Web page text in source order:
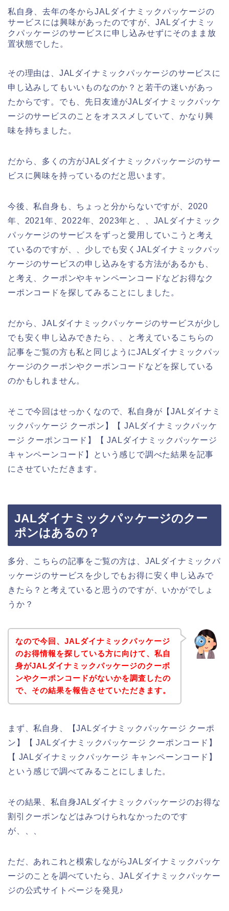
私自身、去年の冬からJALダイナミックパッケージの
サービスには興味があったのですが、JALダイナミッ
クパッケージのサービスに申し込みせずにそのまま放
置状態でした。
その理由は、JALダイナミックパッケージのサービスに
申し込みしてもいいものなのか？と若干の迷いがあっ
たからです。でも、先日友達がJALダイナミックパッケ
ージのサービスのことをオススメしていて、かなり興
味を持ちました。
だから、多くの方がJALダイナミックパッケージのサー
ビスに興味を持っているのだと思います。
今後、私自身も、ちょっと分からないですが、2020
年、2021年、2022年、2023年と、、JALダイナミック
パッケージのサービスをずっと愛用していこうと考え
ているのですが、、少しでも安くJALダイナミックパッ
ケージのサービスの申し込みをする方法があるかも、
と考え、クーポンやキャンペーンコードなどお得なク
ーポンコードを探してみることにしました。
だから、JALダイナミックパッケージのサービスが少し
でも安く申し込みできたら、、と考えているこちらの
記事をご覧の方も私と同じようにJALダイナミックパッ
ケージのクーポンやクーポンコードなどを探している
のかもしれません。
そこで今回はせっかくなので、私自身が【JALダイナミ
ックパッケージ クーポン】【 JALダイナミックパッケ
ージ クーポンコード】【 JALダイナミックパッケージ
キャンペーンコード】という感じで調べた結果を記事
にさせていただきます。
JALダイナミックパッケージのクー
ポンはあるの？
多分、こちらの記事をご覧の方は、JALダイナミックパ
ッケージのサービスを少しでもお得に安く申し込みで
きたら？と考えていると思うのですが、いかがでしょ
うか？
なので今回、JALダイナミックパッケージ
のお得情報を探している方に向けて、私自
身がJALダイナミックパッケージのクーポ
ンやクーポンコードがないかを調査したの
で、その結果を報告させていただきます。
まず、私自身、【JALダイナミックパッケージ クーポ
ン】【 JALダイナミックパッケージ クーポンコード】
【 JALダイナミックパッケージ キャンペーンコード】
という感じで調べてみることにしました。
その結果、私自身JALダイナミックパッケージのお得な
割引クーポンなどはみつけられなかったのです
が、、、
ただ、あれこれと模索しながらJALダイナミックパッケ
ージのことを調べていたら、JALダイナミックパッケー
ジの公式サイトページを発見♪